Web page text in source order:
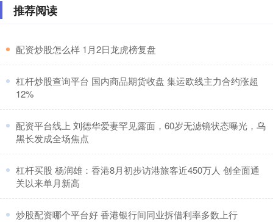
推荐阅读
​配资炒股怎么样 1月2日龙虎榜复盘
​杠杆炒股查询平台 国内商品期货收盘 集运欧线主力合约涨超
12%
​配资平台线上 刘德华爱妻罕见露面，60岁无滤镜状态曝光，乌
黑长发成全场焦点
​杠杆买股 杨润雄：香港8月初步访港旅客近450万人 创全面通
关以来单月新高
​炒股配资哪个平台好 香港银行间同业拆借利率多数上行